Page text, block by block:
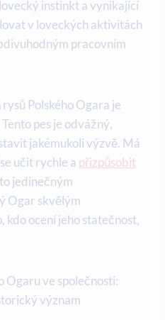
instinkt a vynikající
v loveckých aktivitách
pracovním
Polského Ogara je
pes je odvážný,
jakémukoli výzvě. Má
učit rychle a přizpůsobit
jedinečným
Ogar skvělým
kdo ocení jeho statečnost,